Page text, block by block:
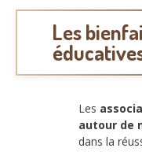
Les
Les
autour de
dans la